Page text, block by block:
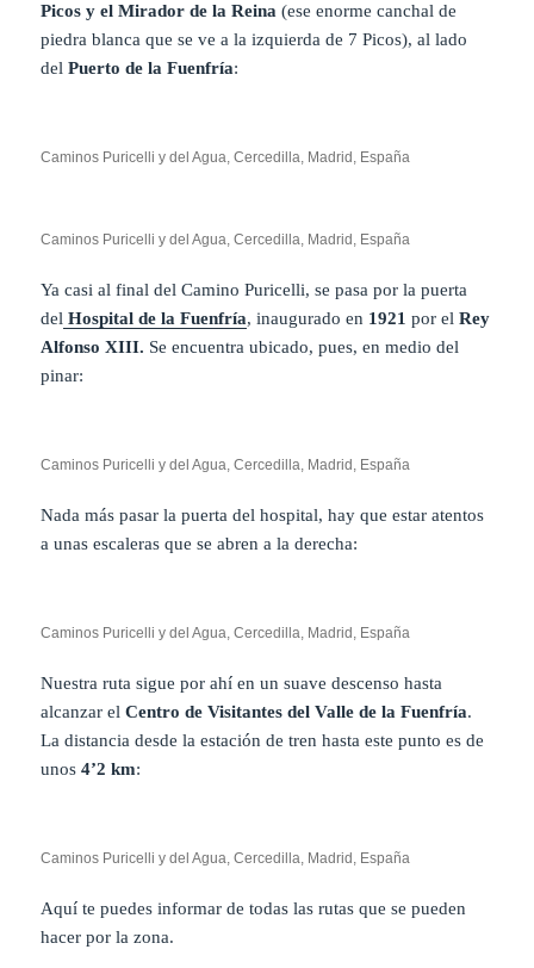
Picos y el Mirador de la Reina (ese enorme canchal de
piedra blanca que se ve a la izquierda de 7 Picos), al lado
delPuerto de la Fuenfría:
Caminos Puricelli y del Agua, Cercedilla, Madrid, España
Caminos Puricelli y del Agua, Cercedilla, Madrid, España
Ya casi al final del Camino Puricelli, se pasa por la puerta
del Hospital de la Fuenfría, inaugurado en 1921 por elRey
Alfonso XIII. Se encuentra ubicado, pues, en medio del
pinar:
Caminos Puricelli y del Agua, Cercedilla, Madrid, España
Nada más pasar la puerta del hospital, hay que estar atentos
a unas escaleras que se abren a la derecha:
Caminos Puricelli y del Agua, Cercedilla, Madrid, España
Nuestra ruta sigue por ahí en un suave descenso hasta
alcanzar el Centro de Visitantes del Valle de la Fuenfría.
La distancia desde la estación de tren hasta este punto es de
unos4’2 km:
Caminos Puricelli y del Agua, Cercedilla, Madrid, España
Aquí te puedes informar de todas las rutas que se pueden
hacer por la zona.